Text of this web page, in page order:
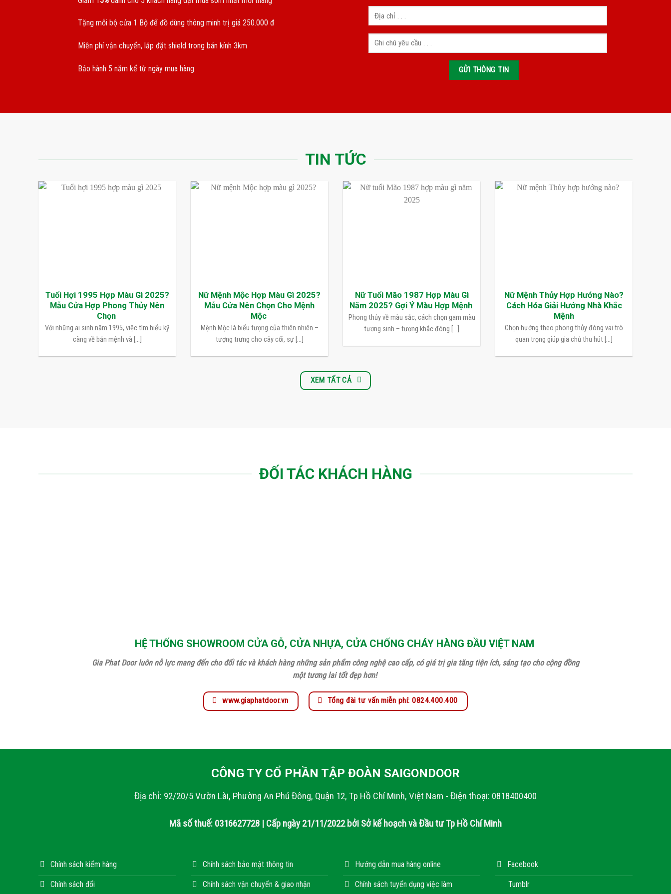
Tặng mỗi bộ cửa 1 Bộ để đồ dùng thông minh trị giá 250.000 đ
Miễn phí vận chuyển, lắp đặt shield trong bán kính 3km
Bảo hành 5 năm kể từ ngày mua hàng
TIN TỨC
Tuổi Hợi 1995 Hợp Màu Gì 2025?
Mẫu Cửa Hợp Phong Thủy Nên
Chọn
Với những ai sinh năm 1995, việc tìm hiểu kỹ
càng về bản mệnh và [...]
Nữ Mệnh Mộc Hợp Màu Gì 2025?
Mẫu Cửa Nên Chọn Cho Mệnh
Mộc
Mệnh Mộc là biểu tượng của thiên nhiên –
tượng trưng cho cây cối, sự [...]
Nữ Tuổi Mão 1987 Hợp Màu Gì
Năm 2025? Gợi Ý Màu Hợp Mệnh
Phong thủy về màu sắc, cách chọn gam màu
tương sinh – tương khắc đóng [...]
Nữ Mệnh Thủy Hợp Hướng Nào?
Cách Hóa Giải Hướng Nhà Khắc
Mệnh
Chọn hướng theo phong thủy đóng vai trò
quan trọng giúp gia chủ thu hút [...]
XEM TẤT CẢ
ĐỐI TÁC KHÁCH HÀNG
HỆ THỐNG SHOWROOM CỬA GỖ, CỬA NHỰA, CỬA CHỐNG CHÁY HÀNG ĐẦU VIỆT NAM
Gia Phat Door luôn nỗ lực mang đến cho đối tác và khách hàng những sản phẩm công nghệ cao cấp, có giá trị gia tăng tiện ích, sáng tạo cho cộng đồng
một tương lai tốt đẹp hơn!
www.giaphatdoor.vn Tổng đài tư vấn miễn phí: 0824.400.400
CÔNG TY CỔ PHẦN TẬP ĐOÀN SAIGONDOOR
Địa chỉ: 92/20/5 Vườn Lài, Phường An Phú Đông, Quận 12, Tp Hồ Chí Minh, Việt Nam - Điện thoại: 0818400400
Mã số thuế: 0316627728 | Cấp ngày 21/11/2022 bởi Sở kế hoạch và Đầu tư Tp Hồ Chí Minh
Chính sách kiểm hàng
Chính sách đổi
Chính sách bảo mật thông tin
Chính sách vận chuyển & giao nhận
Hướng dẫn mua hàng online
Chính sách tuyển dụng việc làm
Facebook
Tumblr